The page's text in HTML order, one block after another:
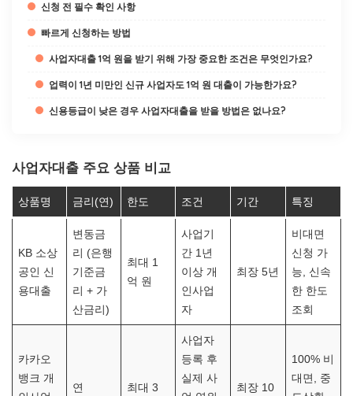
신청 전 필수 확인 사항
빠르게 신청하는 방법
사업자대출 1억 원을 받기 위해 가장 중요한 조건은 무엇인가요?
업력이 1년 미만인 신규 사업자도 1억 원 대출이 가능한가요?
신용등급이 낮은 경우 사업자대출을 받을 방법은 없나요?
사업자대출 주요 상품 비교
상품명 금리(연) 한도 조건 기간 특징
KB 소상
공인 신
용대출
변동금
리 (은행
기준금
리 + 가
산금리)
최대 1
억 원
사업기
간 1년
이상 개
인사업
자
최장 5년
비대면
신청 가
능, 신속
한 한도
조회
카카오
뱅크 개
연
최대 3
사업자
등록 후
실제 사
최장 10
100% 비
대면, 중